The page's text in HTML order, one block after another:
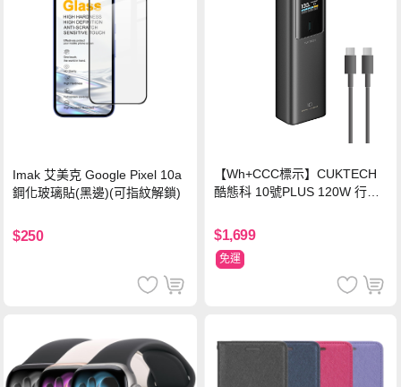
Imak 艾美克 Google Pixel 10a
鋼化玻璃貼(黑邊)(可指紋解鎖)
$250
【Wh+CCC標示】CUKTECH
酷態科 10號PLUS 120W 行動
色
$1,699
免運